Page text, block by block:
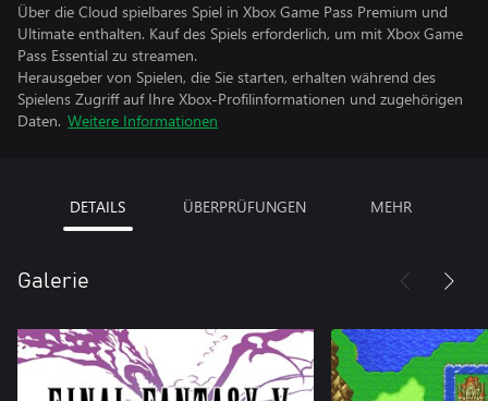
Über die Cloud spielbares Spiel in Xbox Game Pass Premium und
Ultimate enthalten. Kauf des Spiels erforderlich, um mit Xbox Game
Pass Essential zu streamen.
Herausgeber von Spielen, die Sie starten, erhalten während des
Spielens Zugriff auf Ihre Xbox-Profilinformationen und zugehörigen
Daten. Weitere Informationen
DETAILS ÜBERPRÜFUNGEN MEHR
Galerie